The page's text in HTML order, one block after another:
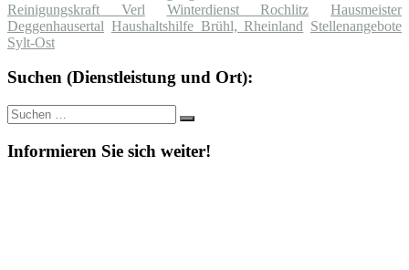
Reinigungskraft Verl
Winterdienst Rochlitz
Hausmeister
Deggenhausertal Haushaltshilfe Brühl, Rheinland Stellenangebote
Sylt-Ost
Suchen (Dienstleistung und Ort):
Suche
nach:
Suchen
Informieren Sie sich weiter!